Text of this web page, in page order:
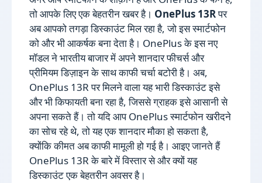
तो आपके लिए एक बेहतरीन खबर है। OnePlus 13Rपर
अब आपको तगड़ा डिस्काउंट मिल रहा है, जो इस स्मार्टफोन
को और भी आकर्षक बना देता है। OnePlus के इस नए
मॉडल ने भारतीय बाजार में अपने शानदार फीचर्स और
प्रीमियम डिज़ाइन के साथ काफी चर्चा बटोरी है। अब,
OnePlus 13R पर मिलने वाला यह भारी डिस्काउंट इसे
और भी किफायती बना रहा है, जिससे ग्राहक इसे आसानी से
अपना सकते हैं। तो यदि आप OnePlus स्मार्टफोन खरीदने
का सोच रहे थे, तो यह एक शानदार मौका हो सकता है,
क्योंकि कीमत अब काफी मामूली हो गई है। आइए जानते हैं
OnePlus 13R के बारे में विस्तार से और क्यों यह
डिस्काउंट एक बेहतरीन अवसर है।